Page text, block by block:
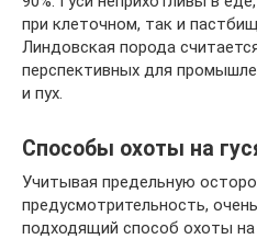
при клеточном, так и
Линдовская порода
перспективных для
и пух.
Способы охоты на
Учитывая предельную
предусмотрительность,
подходящий способ охоты на